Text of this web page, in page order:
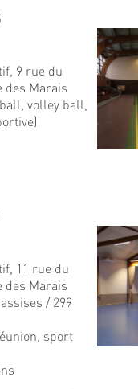
9 rue du
des Marais
volley ball,
11 rue du
des Marais
/ 299
sport